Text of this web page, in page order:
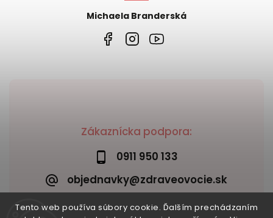
Tento web používa súbory cookie. Ďalším prechádzaním
Zákaznícka podpora:
0911 950 133
objednavky@zdraveovocie.sk
Michaela Branderská